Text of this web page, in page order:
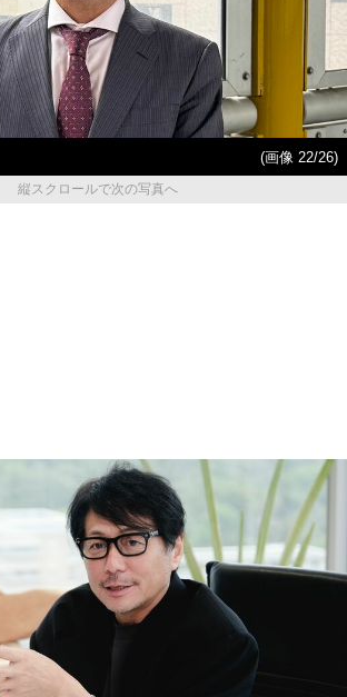
(画像 22/26)
縦スクロールで次の写真へ